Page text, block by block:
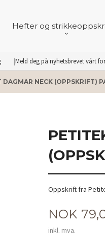
Meld deg på nyhetsbrevet vårt
Hefter og
DAGMAR NECK (OPPSKRIFT)
Oppskrift fra
Pris
NOK
inkl. mva.